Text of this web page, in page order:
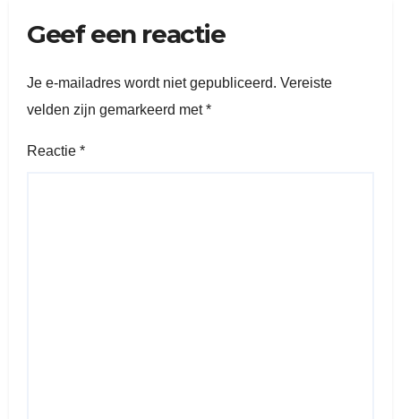
Geef een reactie
Je e-mailadres wordt niet gepubliceerd. Vereiste
velden zijn gemarkeerd met*
Reactie *